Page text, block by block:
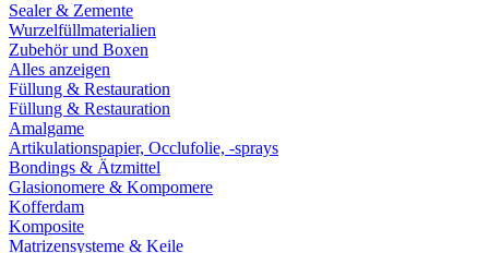
Sealer & Zemente
Wurzelfüllmaterialien
Zubehör und Boxen
Alles anzeigen
Füllung & Restauration
Füllung & Restauration
Amalgame
Artikulationspapier, Occlufolie, -sprays
Bondings & Ätzmittel
Glasionomere & Kompomere
Kofferdam
Komposite
Matrizensysteme & Keile